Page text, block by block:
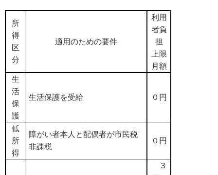
所
得
区
分
適用のための要件
利用
者負
担
上限
月額
生
活
保
護
生活保護を受給 ０円
低
所
得
障がい者本人と配偶者が市民税
非課税
０円
３